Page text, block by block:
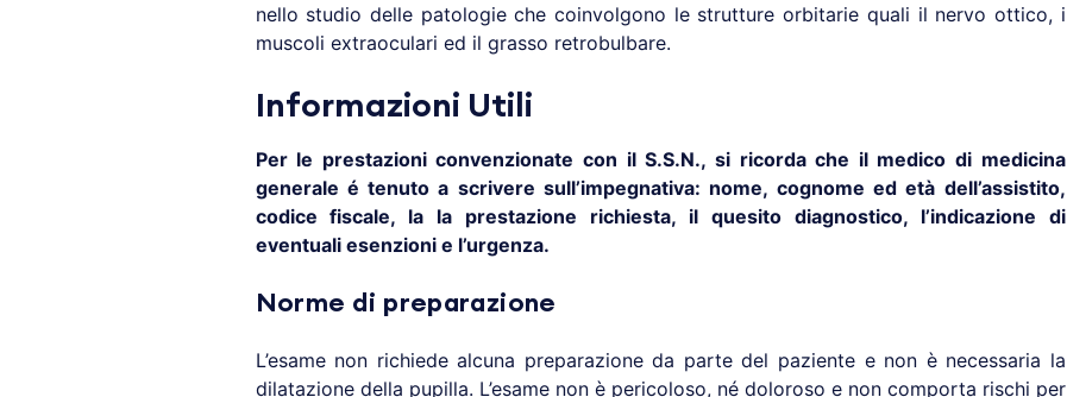
nello studio delle patologie che coinvolgono le strutture orbitarie quali il nervo ottico, i
muscoli extraoculari ed il grasso retrobulbare.
Informazioni Utili
Per le prestazioni convenzionate con il S.S.N., si ricorda che il medico di medicina
generale é tenuto a scrivere sull’impegnativa: nome, cognome ed età dell’assistito,
codice fiscale, la la prestazione richiesta, il quesito diagnostico, l’indicazione di
eventuali esenzioni e l’urgenza.
Norme di preparazione
L’esame non richiede alcuna preparazione da parte del paziente e non è necessaria la
dilatazione della pupilla. L’esame non è pericoloso, né doloroso e non comporta rischi per